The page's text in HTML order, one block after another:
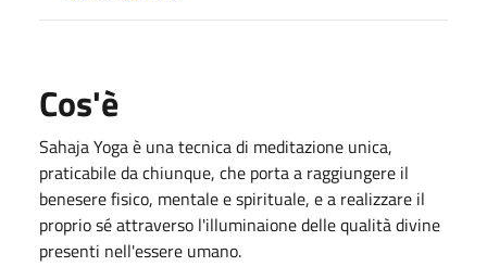
Cos'è
Sahaja Yoga è una tecnica di meditazione unica,
praticabile da chiunque, che porta a raggiungere il
benesere fisico, mentale e spirituale, e a realizzare il
proprio sé attraverso l'illuminaione delle qualità divine
presenti nell'essere umano.